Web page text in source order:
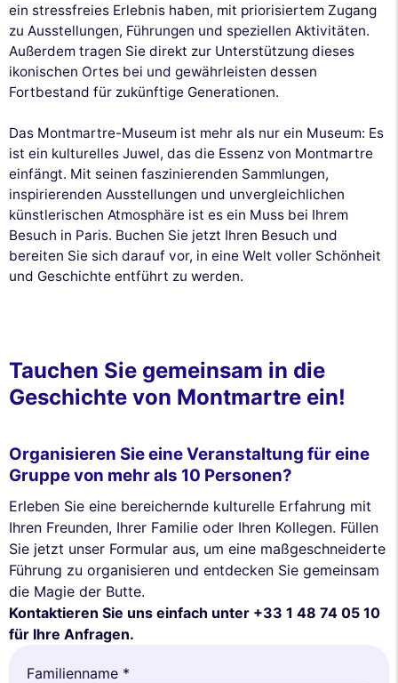
ein stressfreies Erlebnis haben, mit priorisiertem Zugang
zu Ausstellungen, Führungen und speziellen Aktivitäten.
Außerdem tragen Sie direkt zur Unterstützung dieses
ikonischen Ortes bei und gewährleisten dessen
Fortbestand für zukünftige Generationen.
Das Montmartre-Museum ist mehr als nur ein Museum: Es
ist ein kulturelles Juwel, das die Essenz von Montmartre
einfängt. Mit seinen faszinierenden Sammlungen,
inspirierenden Ausstellungen und unvergleichlichen
künstlerischen Atmosphäre ist es ein Muss bei Ihrem
Besuch in Paris. Buchen Sie jetzt Ihren Besuch und
bereiten Sie sich darauf vor, in eine Welt voller Schönheit
und Geschichte entführt zu werden.
Tauchen Sie gemeinsam in die
Geschichte von Montmartre ein!
Organisieren Sie eine Veranstaltung für eine
Gruppe von mehr als 10 Personen?
Erleben Sie eine bereichernde kulturelle Erfahrung mit
Ihren Freunden, Ihrer Familie oder Ihren Kollegen. Füllen
Sie jetzt unser Formular aus, um eine maßgeschneiderte
Führung zu organisieren und entdecken Sie gemeinsam
die Magie der Butte.
Kontaktieren Sie uns einfach unter +33 1 48 74 05 10
für Ihre Anfragen.
Familienname *